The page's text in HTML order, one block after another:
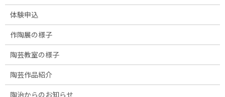
体験申込
作陶展の様子
陶芸教室の様子
陶芸作品紹介
陶治からのお知らせ